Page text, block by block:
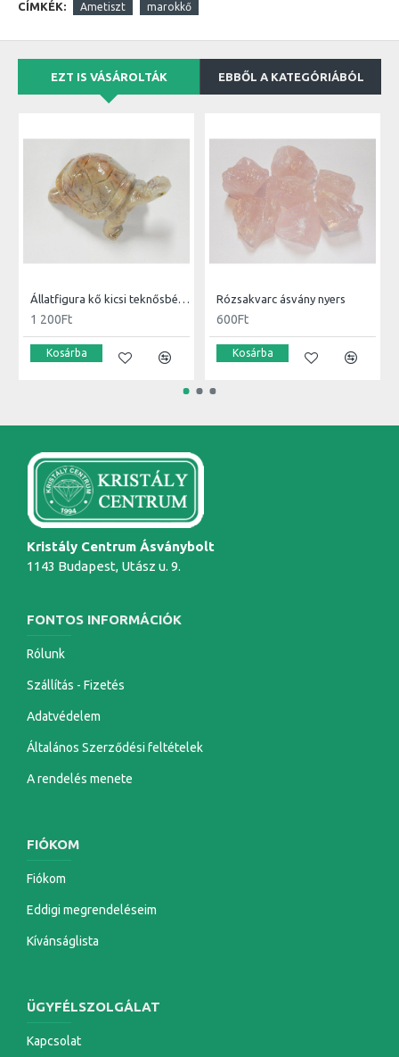
CÍMKÉK: Ametiszt marokkő
EZT IS VÁSÁROLTÁK EBBŐL A KATEGÓRIÁBÓL
Állatfigura kő kicsi teknősbéka
1 200Ft
Kosárba
Rózsakvarc ásvány nyers
600Ft
Kosárba
Kristály Centrum Ásványbolt
1143 Budapest, Utász u. 9.
FONTOS INFORMÁCIÓK
Rólunk
Szállítás - Fizetés
Adatvédelem
Általános Szerződési feltételek
A rendelés menete
FIÓKOM
Fiókom
Eddigi megrendeléseim
Kívánságlista
ÜGYFÉLSZOLGÁLAT
Kapcsolat